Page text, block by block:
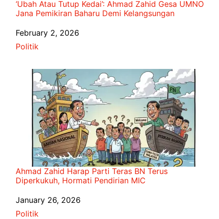
‘Ubah Atau Tutup Kedai’: Ahmad Zahid Gesa UMNO
Jana Pemikiran Baharu Demi Kelangsungan
Date
February 2, 2026
In relation to
Politik
Ahmad Zahid Harap Parti Teras BN Terus
Diperkukuh, Hormati Pendirian MIC
Date
January 26, 2026
In relation to
Politik